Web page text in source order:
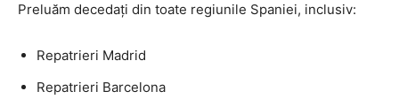
Preluăm decedați din toate regiunile Spaniei, inclusiv:
Repatrieri Madrid
Repatrieri Barcelona